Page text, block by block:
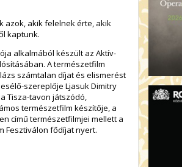
azok, akik felelnek érte, akik
kaptunk.
alkalmából készült az Aktív-
A természetfilm
számtalan díjat és elismerést
szereplője Ljasuk Dimitry
Tisza-tavon játszódó,
természetfilm készítője, a
című természetfilmjei mellett a
Fesztiválon fődíjat nyert.
16:00
17:00
17:00
AZ